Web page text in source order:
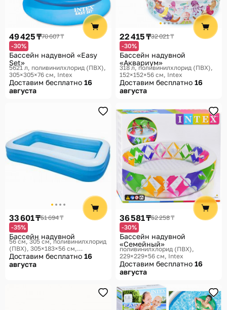
49 425 ₸70 607 ₸
-30%
Бассейн надувной «Easy
Set»
5621 л, поливинилхлорид (ПВХ),
305×305×76 см Intex
Доставим бесплатно 16
августа
22 415 ₸32 021 ₸
-30%
Бассейн надувной
«Аквариум»
318 л, поливинилхлорид (ПВХ),
152×152×56 см Intex
Доставим бесплатно 16
августа
33 601 ₸51 694 ₸
-35%
Бассейн надувной
56 см, 305 см, поливинилхлорид
(ПВХ), 305×183×56 см,
305×183×56 см Intex
Доставим бесплатно 16
августа
36 581 ₸52 258 ₸
-30%
Бассейн надувной
«Семейный»
поливинилхлорид (ПВХ),
229×229×56 см Intex
Доставим бесплатно 16
августа